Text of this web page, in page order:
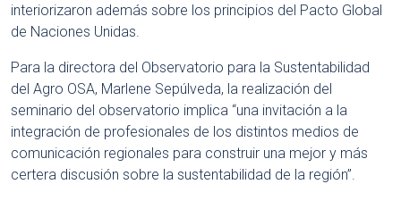
interiorizaron además sobre los principios del Pacto Global
de Naciones Unidas.
Para la directora del Observatorio para la Sustentabilidad
del Agro OSA, Marlene Sepúlveda, la realización del
seminario del observatorio implica “una invitación a la
integración de profesionales de los distintos medios de
comunicación regionales para construir una mejor y más
certera discusión sobre la sustentabilidad de la región”.